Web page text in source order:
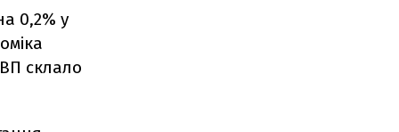
0,2% у
склало